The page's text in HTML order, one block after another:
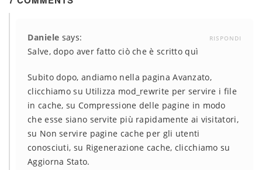
Daniele says: RISPONDI
Salve, dopo aver fatto ciò che è scritto quì
Subito dopo, andiamo nella pagina Avanzato,
clicchiamo su Utilizza mod_rewrite per servire i file
in cache, su Compressione delle pagine in modo
che esse siano servite più rapidamente ai visitatori,
su Non servire pagine cache per gli utenti
conosciuti, su Rigenerazione cache, clicchiamo su
Aggiorna Stato.